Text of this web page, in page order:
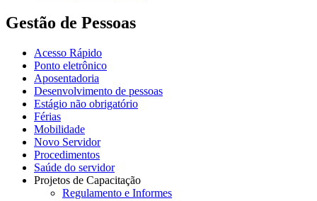
Gestão de Pessoas
Acesso Rápido
Ponto eletrônico
Aposentadoria
Desenvolvimento de pessoas
Estágio não obrigatório
Férias
Mobilidade
Novo Servidor
Procedimentos
Saúde do servidor
Projetos de Capacitação
Regulamento e Informes